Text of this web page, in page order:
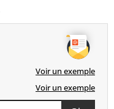
Voir un exemple
Voir un exemple